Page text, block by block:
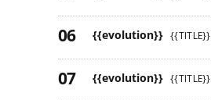
{{evolution}} {{TITLE}}
{{evolution}} {{TITLE}}